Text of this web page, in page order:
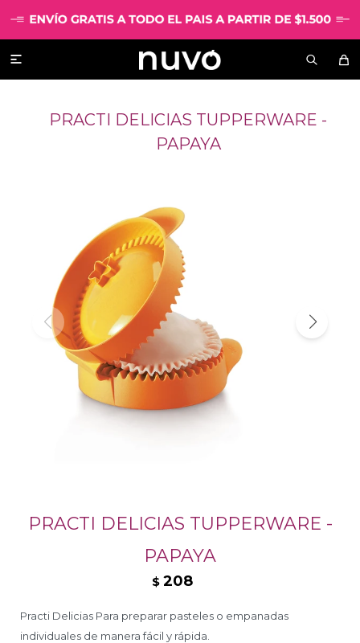

PRACTI DELICIAS TUPPERWARE -
PAPAYA
PRACTI DELICIAS TUPPERWARE -
PAPAYA
$ 208
Practi Delicias Para preparar pasteles o empanadas
individuales de manera fácil y rápida.